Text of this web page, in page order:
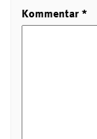
Kommentar*